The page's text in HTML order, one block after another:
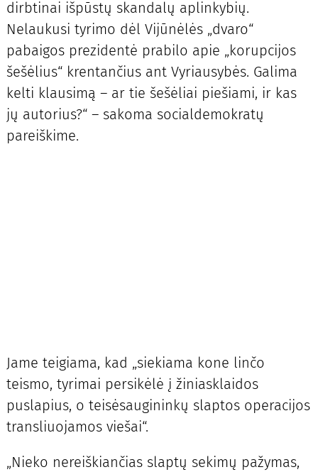
dirbtinai išpūstų skandalų aplinkybių.
Nelaukusi tyrimo dėl Vijūnėlės „dvaro“
pabaigos prezidentė prabilo apie „korupcijos
šešėlius“ krentančius ant Vyriausybės. Galima
kelti klausimą – ar tie šešėliai piešiami, ir kas
jų autorius?“ – sakoma socialdemokratų
pareiškime.
Jame teigiama, kad „siekiama kone linčo
teismo, tyrimai persikėlė į žiniasklaidos
puslapius, o teisėsaugininkų slaptos operacijos
transliuojamos viešai“.
„Nieko nereiškiančias slaptų sekimų pažymas,